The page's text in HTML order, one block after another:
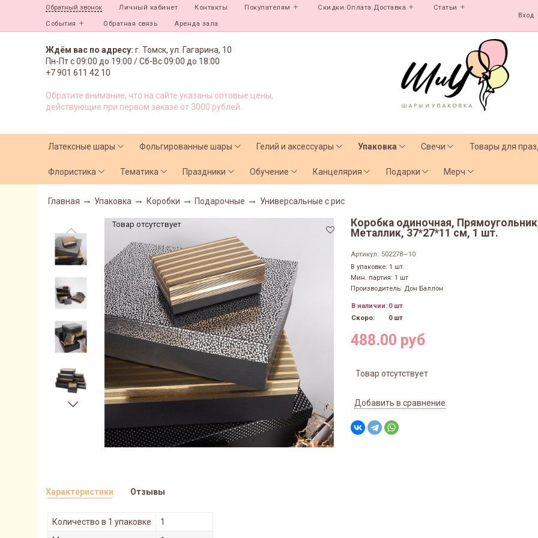
Обратный звонок Личный кабинет Контакты Покупателям Скидки.Оплата.Доставка Статьи
События Обратная связь Аренда зала
Вход
Ждём вас по адресу: г. Томск, ул. Гагарина, 10
Пн-Пт с09:00 до 19:00 /Сб-Вс 09:00 до 18:00
+7 901 611 42 10
Обратите внимание, что на сайте указаны оптовые цены,
действующие при первом заказе от 3000 рублей.
Латексные шары Фольгированные шары Гелий и аксессуары Упаковка Свечи Товары для
Флористика Тематика Праздники Обучение Канцелярия Подарки Мерч
Главная Упаковка Коробки Подарочные Универсальные с рис
Товар отсутствует
Коробка одиночная,
Металлик, 37*27*11 см, 1 шт.
Артикул: 502278—10
В упаковке: 1 шт.
Мин. партия: 1 шт
Производитель: Дон Баллон
В наличии: 0 шт
Скоро:
0 шт
488.00 руб
Товар отсутствует
Добавить в сравнение
Характеристики
Количество в 1 упаковке
1
Отзывы